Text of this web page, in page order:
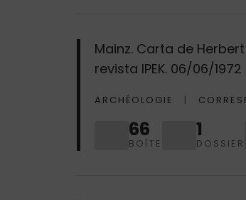
Mainz. Carta de
revista IPEK. 06/06/1972
ARCHÉOLOGIE
66
BOÎTE
1
DOSSIER